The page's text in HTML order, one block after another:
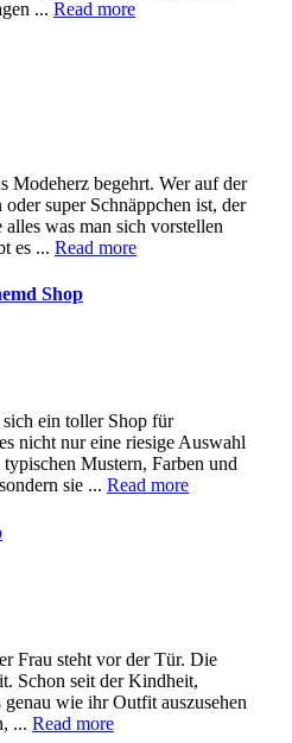
... Read more
Modeherz begehrt. Wer auf der
super Schnäppchen ist, der
was man sich vorstellen
es ... Read more
Shop
ein toller Shop für
nicht nur eine riesige Auswahl
Mustern, Farben und
sie ... Read more
Frau steht vor der Tür. Die
Schon seit der Kindheit,
wie ihr Outfit auszusehen
... Read more